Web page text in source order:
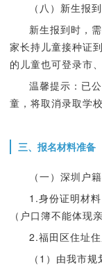
（八）新生报
新生报到时，
家长持儿童接种证
的儿童也可登录市
温馨提示：已
童，将取消录取学校
三、报名材料准备
（一）深圳户
1.身份证明材
（户口簿不能体现
2.福田区住址住
（1）由我市